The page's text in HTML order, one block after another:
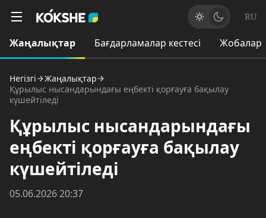
RU
Жаңалықтар Бағдарламалар кестесі Жобалар
Негізгі
Жаңалықтар
Құрылыс нысандарындағы еңбекті қорғауға бақылау
күшейтіледі
Құрылыс нысандарындағы
еңбекті қорғауға бақылау
күшейтіледі
05.06.2026 20:37